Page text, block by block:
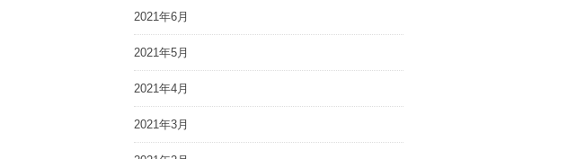
2021年6月
2021年5月
2021年4月
2021年3月